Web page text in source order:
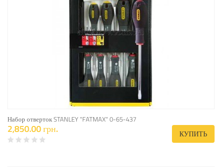
Набор отверток STANLEY "FATMAX" 0-65-437
2,850.00 грн. КУПИТЬ